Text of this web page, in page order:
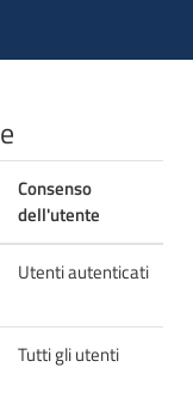
Consenso
dell'utente
Utenti autenticati
Tutti gli utenti